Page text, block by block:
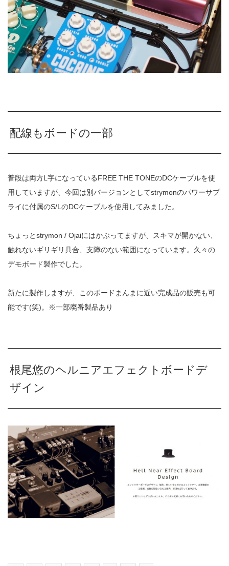
配線もボードの一部
普段は両方L字になっているFREE THE TONEのDCケーブルを使
用していますが、今回は別バージョンとしてstrymonのパワーサプ
ライに付属のS/LのDCケーブルを使用してみました。
ちょっとstrymon / Ojaiにはかぶってますが、スキマが開かない、
触れないギリギリ具合、支障のない範囲になっています。久々の
デモボード製作でした。
新たに製作しますが、このボードまんまに近い完成品の販売も可
能です(笑)。※一部廃番製品あり
根尾悠のヘルニアエフェクトボードデ
ザイン